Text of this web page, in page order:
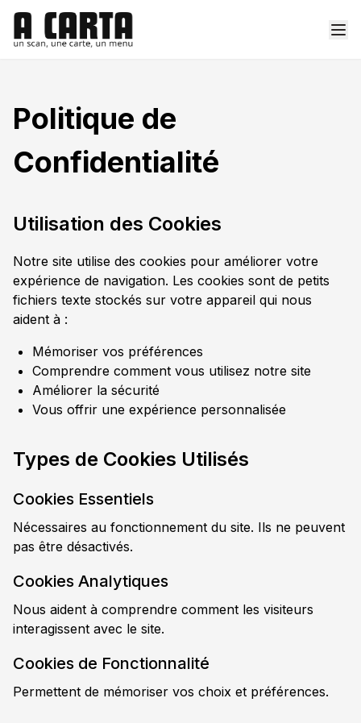
Politique de
Confidentialité
Utilisation des Cookies
Notre site utilise des cookies pour améliorer votre
expérience de navigation. Les cookies sont de petits
fichiers texte stockés sur votre appareil qui nous
aident à :
Mémoriser vos préférences
Comprendre comment vous utilisez notre site
Améliorer la sécurité
Vous offrir une expérience personnalisée
Types de Cookies Utilisés
Cookies Essentiels
Nécessaires au fonctionnement du site. Ils ne peuvent
pas être désactivés.
Cookies Analytiques
Nous aident à comprendre comment les visiteurs
interagissent avec le site.
Cookies de Fonctionnalité
Permettent de mémoriser vos choix et préférences.